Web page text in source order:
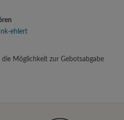
ehlert
Möglichkeit zur Gebotsabgabe